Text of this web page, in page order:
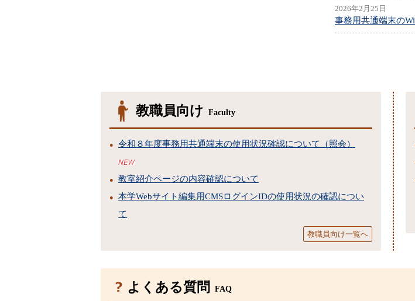
2026年2月25日
事務用共通端末の
教職員向け Faculty
令和８年度事務用共通端末の使用状況確認について（照会）
教室紹介ページの内容確認について
本学Webサイト編集用CMSログインIDの使用状況の確認につい
て
教職員向け一覧へ
よくある質問 FAQ